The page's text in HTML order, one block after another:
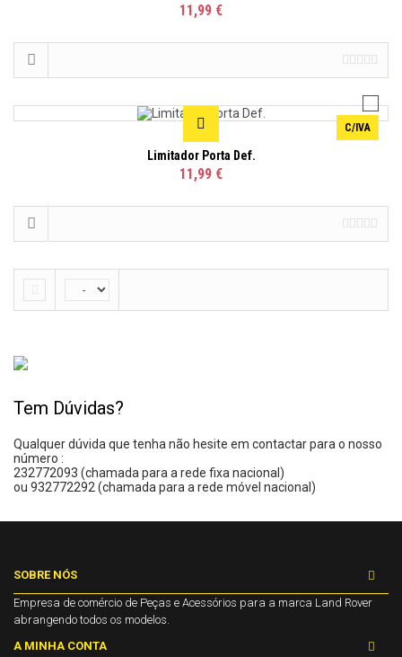
11,99 €
C/IVA
Limitador Porta Def.
11,99 €
Tem Dúvidas?
Qualquer dúvida que tenha não hesite em contactar para o nosso
número :
232772093 (chamada para a rede fixa nacional)
ou 932772292 (chamada para a rede móvel nacional)
SOBRE NÓS
Empresa de comércio de Peças e Acessórios para a marca Land Rover
abrangendo todos os modelos.
A MINHA CONTA